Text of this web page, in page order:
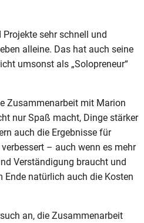
sehr schnell und
alleine. Das hat auch seine
umsonst als „Solopreneur“
Zusammenarbeit mit Marion
nur Spaß macht, Dinge stärker
auch die Ergebnisse für
– auch wenn es mehr
Verständigung braucht und
natürlich auch die Kosten
an, die Zusammenarbeit